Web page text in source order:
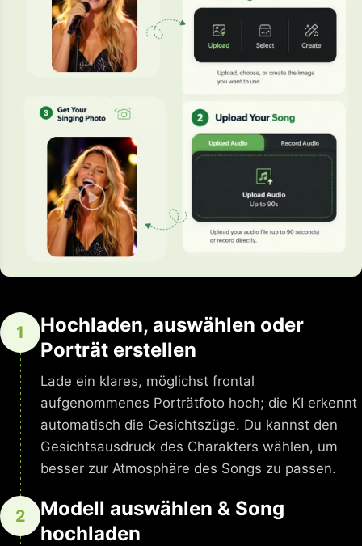
1
Hochladen, auswählen oder
Porträt erstellen
Lade ein klares, möglichst frontal
aufgenommenes Porträtfoto hoch; die KI erkennt
automatisch die Gesichtszüge. Du kannst den
Gesichtsausdruck des Charakters wählen, um
besser zur Atmosphäre des Songs zu passen.
2
Modell auswählen & Song
hochladen